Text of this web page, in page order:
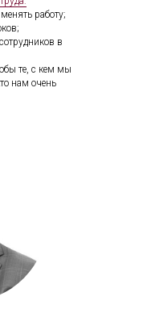
работу;
в
те, с кем мы
нам очень